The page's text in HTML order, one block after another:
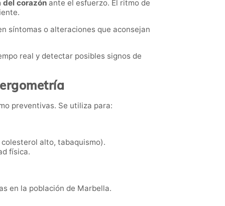
del corazón ante el esfuerzo. El ritmo de
síntomas o alteraciones que aconsejan
real y detectar posibles signos de
preventivas. Se utiliza para:
alto, tabaquismo).
física.
en la población de Marbella.